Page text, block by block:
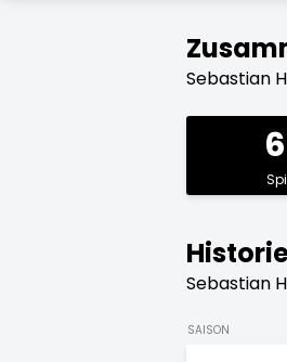
Sebastian
Sebastian
SAISON